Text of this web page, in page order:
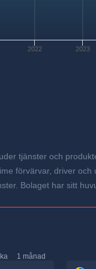
2022 2023
tjänster och
förvärvar, driver
Bolaget har sitt
1 månad